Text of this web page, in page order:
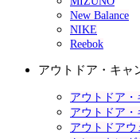
New Balance
NIKE
Reebok
アウトドア・キャ
アウトドア
アウトドア
アウトドアウ